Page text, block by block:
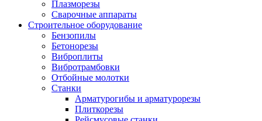
Плазморезы
Сварочные аппараты
Строительное оборудование
Бензопилы
Бетонорезы
Виброплиты
Вибротрамбовки
Отбойные молотки
Станки
Арматурогибы и арматурорезы
Плиткорезы